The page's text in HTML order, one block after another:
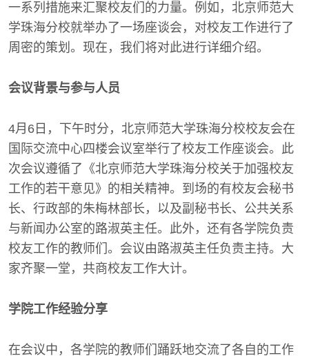
一系列措施来汇聚校友们的力量。例如，北京师范大
学珠海分校就举办了一场座谈会，对校友工作进行了
周密的策划。现在，我们将对此进行详细介绍。
会议背景与参与人员
4月6日，下午时分，北京师范大学珠海分校校友会在
国际交流中心四楼会议室举行了校友工作座谈会。此
次会议遵循了《北京师范大学珠海分校关于加强校友
工作的若干意见》的相关精神。到场的有校友会秘书
长、行政部的朱梅林部长，以及副秘书长、公共关系
与新闻办公室的路淑英主任。此外，还有各学院负责
校友工作的教师们。会议由路淑英主任负责主持。大
家齐聚一堂，共商校友工作大计。
学院工作经验分享
在会议中，各学院的教师们踊跃地交流了各自的工作